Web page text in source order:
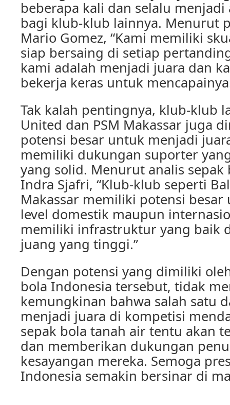
beberapa kali dan selalu menjadi
bagi klub-klub lainnya. Menurut
Mario Gomez, “Kami memiliki
siap bersaing di setiap
kami adalah menjadi juara dan
bekerja keras untuk
Tak kalah pentingnya, klub-klub
United dan PSM Makassar juga
potensi besar untuk menjadi
memiliki dukungan suporter
yang solid. Menurut analis sepak
Indra Sjafri, “Klub-klub seperti
Makassar memiliki potensi
level domestik maupun
memiliki infrastruktur yang baik
juang yang tinggi.”
Dengan potensi yang dimiliki
bola Indonesia tersebut, tidak
kemungkinan bahwa salah satu
menjadi juara di kompetisi
sepak bola tanah air tentu akan
dan memberikan dukungan
kesayangan mereka. Semoga
Indonesia semakin bersinar di